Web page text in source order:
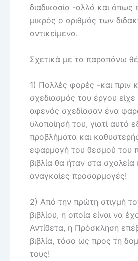
διαδικασία -αλλά και όπως
μικρός ο αριθμός των
αντικείμενα.
Σχετικά με τα παραπάνω
1) Πολλές φορές -και πριν
σχεδιασμός του έργου
αφενός σχεδίασαν ένα
υλοποίησή του, γιατί
προβλήματα και
εφαρμογή του θεσμού του
βιβλία θα ήταν στα
αναγκαίες προσαρμογές!
2) Από την πρώτη στιγμή
βιβλίου, η οποία είναι να
Αντίθετα, η Πρόσκληση
βιβλία, τόσο ως προς τη
τους!